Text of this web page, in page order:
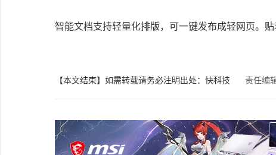
智能文档支持轻量化排版，可一键发布成轻网页。
【本文结束】如需转载请务必注明出处：快科技 责任编